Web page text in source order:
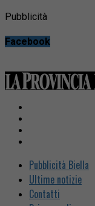
Pubblicità
Facebook
Pubblicità Biella
Ultime notizie
Contatti